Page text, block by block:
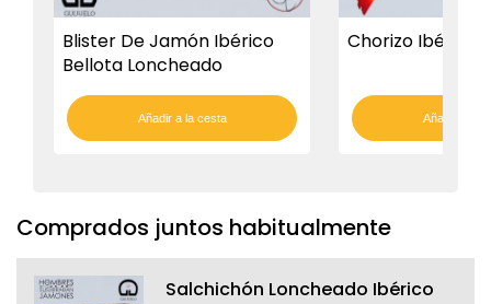
Blister De Jamón Ibérico
Bellota Loncheado
Añadir a la cesta
Chorizo Ibérico
Añadir a la
Comprados juntos habitualmente
Salchichón Loncheado Ibérico